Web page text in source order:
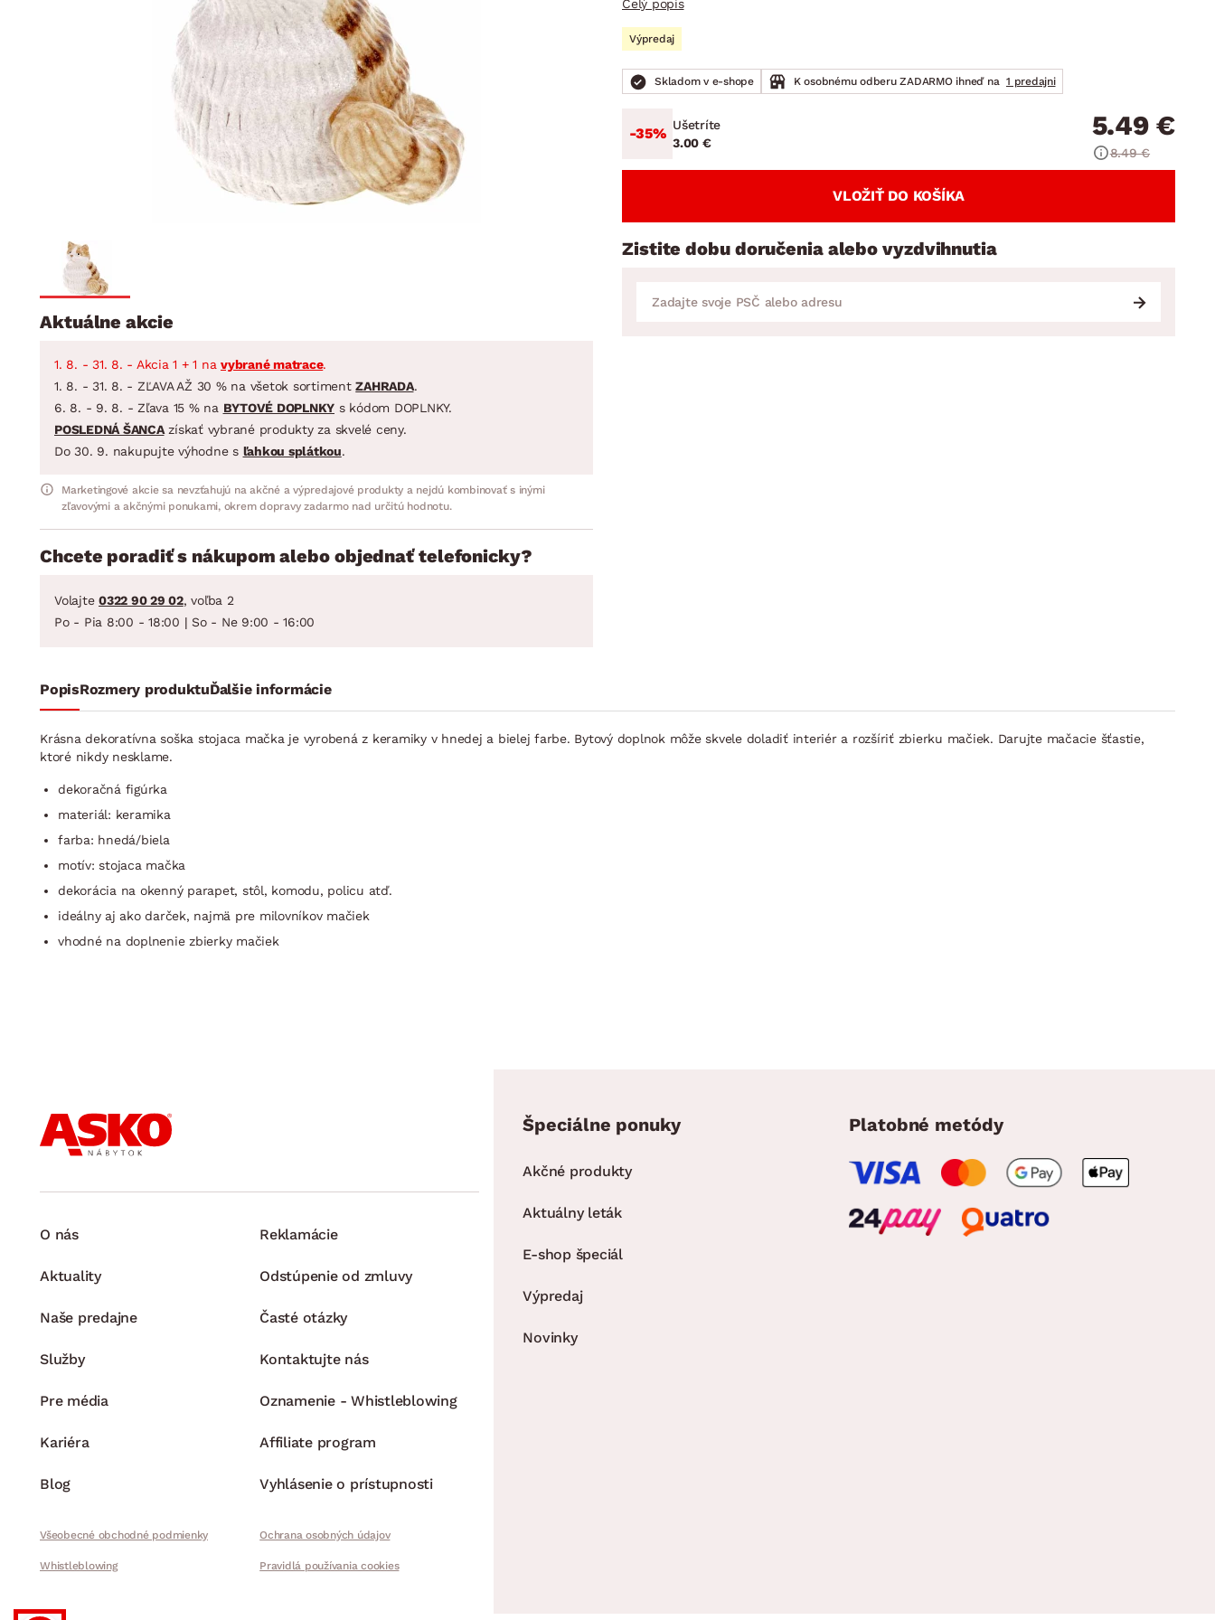
Detská izba
Predsieň, šatník a chodba
STOLOVANIE A VARENIE
Jedálenský servis
Príbory
Hrnce
Panvice
Zobrazit vše
DOMÁCE SPOTREBIČE
Kúpeľňové zostavy
Jedálenské zostavy
Záhradné zostavy
Celý popis
Výpredaj
Skladom v e-shope K osobnému odberu ZADARMO ihneď na 1 predajni
-35% Ušetríte
3.00 €
5.49 €
8.49 €
VLOŽIŤ DO KOŠÍKA
Zistite dobu doručenia alebo vyzdvihnutia
Aktuálne akcie
1. 8. - 31. 8. - Akcia 1 + 1 na vybrané matrace.
1. 8. - 31. 8. - ZĽAVA AŽ 30 % na všetok sortimentZAHRADA.
6. 8. - 9. 8. - Zľava 15 % na BYTOVÉ DOPLNKY s kódom DOPLNKY.
POSLEDNÁ ŠANCAzískať vybrané produkty za skvelé ceny.
Do 30. 9. nakupujte výhodne s ľahkou splátkou.
Marketingové akcie sa nevzťahujú na akčné a výpredajové produkty a nejdú kombinovať s inými
zľavovými a akčnými ponukami, okrem dopravy zadarmo nad určitú hodnotu.
Chcete poradiť s nákupom alebo objednať telefonicky?
Volajte 0322 90 29 02, voľba 2
Po - Pia 8:00 - 18:00 | So - Ne 9:00 - 16:00
PopisRozmery produktuĎalšie informácie
Krásna dekoratívna soška stojaca mačka je vyrobená z keramiky v hnedej a bielej farbe. Bytový doplnok môže skvele doladiť interiér a rozšíriť zbierku mačiek. Darujte mačacie šťastie,
ktoré nikdy nesklame.
dekoračná figúrka
materiál: keramika
farba: hnedá/biela
motív: stojaca mačka
dekorácia na okenný parapet, stôl, komodu, policu atď.
ideálny aj ako darček, najmä pre milovníkov mačiek
vhodné na doplnenie zbierky mačiek
O nás
Aktuality
Naše predajne
Služby
Pre média
Kariéra
Blog
Reklamácie
Odstúpenie od zmluvy
Časté otázky
Kontaktujte nás
Oznamenie - Whistleblowing
Affiliate program
Vyhlásenie o prístupnosti
Všeobecné obchodné podmienky Ochrana osobných údajov
Whistleblowing Pravidlá používania cookies
Špeciálne ponuky
Akčné produkty
Aktuálny leták
E-shop špeciál
Výpredaj
Novinky
Platobné metódy